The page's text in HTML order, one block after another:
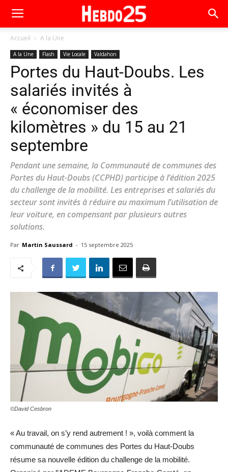
Accueil A la Une
A la Une Flash Vie Locale Valdahon
Portes du Haut-Doubs. Les
salariés invités à
« économiser des
kilomètres » du 15 au 21
septembre
Pendant une semaine, la Communauté de communes des
Portes du Haut-Doubs (CCPHD) participe à l’édition 2025
du challenge de la mobilité. Les entreprises et salariés du
secteur sont invités à réduire au maximum l’utilisation de
leur voiture, en compensant par plusieurs autres
solutions.
Par Martin Saussard - 15 septembre 2025
©David Cesbron
« Au travail, on s’y rend autrement ! », voilà comment la
communauté de communes des Portes du Haut-Doubs
résume sa nouvelle édition du challenge de la mobilité.